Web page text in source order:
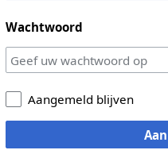
Wachtwoord
Aangemeld blijven